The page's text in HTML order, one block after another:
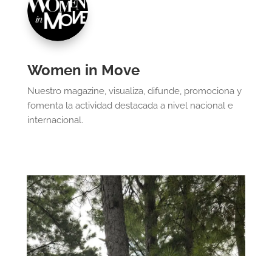
Women in Move
Nuestro magazine, visualiza, difunde, promociona y
fomenta la actividad destacada a nivel nacional e
internacional.